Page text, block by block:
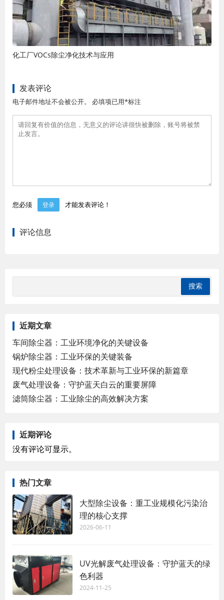
化工厂VOCs除尘净化技术与应用
发表评论
电子邮件地址不会被公开。 必填项已用*标注
您必须 登录 才能发表评论！
评论信息
近期文章
车间除尘器：工业环境净化的关键设备
锅炉除尘器：工业环保的关键装备
现代粉尘处理设备：技术革新与工业环保的新篇章
废气处理设备：守护蓝天白云的重要屏障
滤筒除尘器：工业除尘的高效解决方案
近期评论
没有评论可显示。
热门文章
大型除尘设备：重工业规模化污染治
理的核心支撑
2026-06-11
UV光解废气处理设备：守护蓝天的绿
色利器
2024-11-25